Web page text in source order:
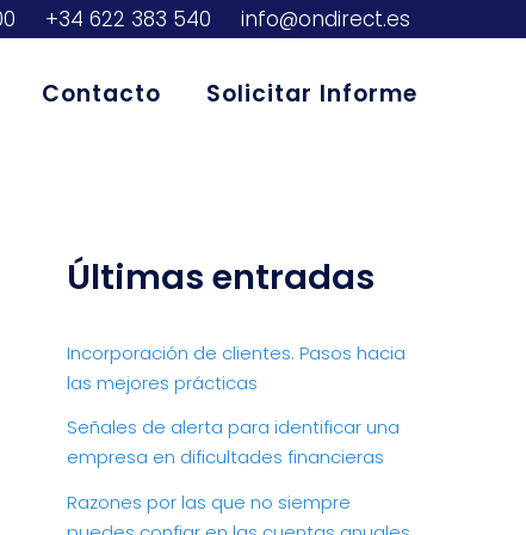
+34 622 383 540 info@ondirect.es
Contacto Solicitar Informe
Últimas entradas
Incorporación de clientes. Pasos hacia
las mejores prácticas
Señales de alerta para identificar una
empresa en dificultades financieras
Razones por las que no siempre